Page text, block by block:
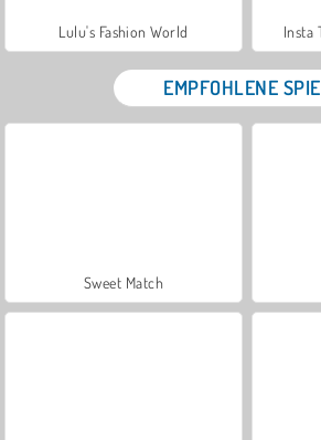
Lulu's Fashion World Insta
EMPFOHLENE
Sweet Match